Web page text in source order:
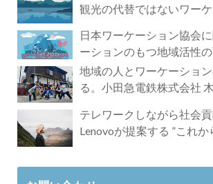
観光の代替ではないワー
日本ワーケーション協会
ーションのもつ地域活性
地域の人とワーケーショ
る。小田急電鉄株式会社
テレワークしながら社会貢
Lenovoが提案する ”これ